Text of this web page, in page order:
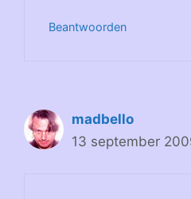
Beantwoorden
madbello
13 september